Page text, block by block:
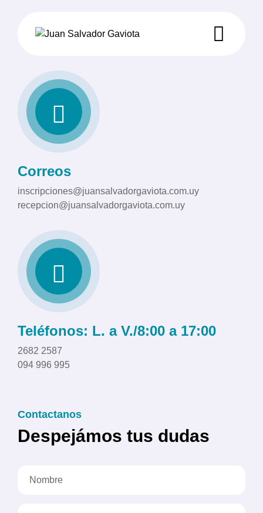
Correos
inscripciones@juansalvadorgaviota.com.uy
recepcion@juansalvadorgaviota.com.uy
Teléfonos: L. a V./8:00 a 17:00
2682 2587
094 996 995
Contactanos
Despejámos tus dudas